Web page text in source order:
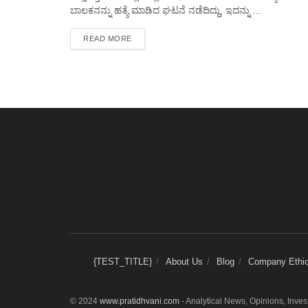
ಬಾಲಕನನ್ನು ಹತ್ಯೆ ಮಾಡಿದ ಘಟನೆ ನಡೆದಿದ್ದು, ಇದನ್ನು ...
READ MOREDETAILS
{TEST_TITLE} About Us Blog Company
© 2024 www.pratidhvani.com - Analytical News, Opinions,